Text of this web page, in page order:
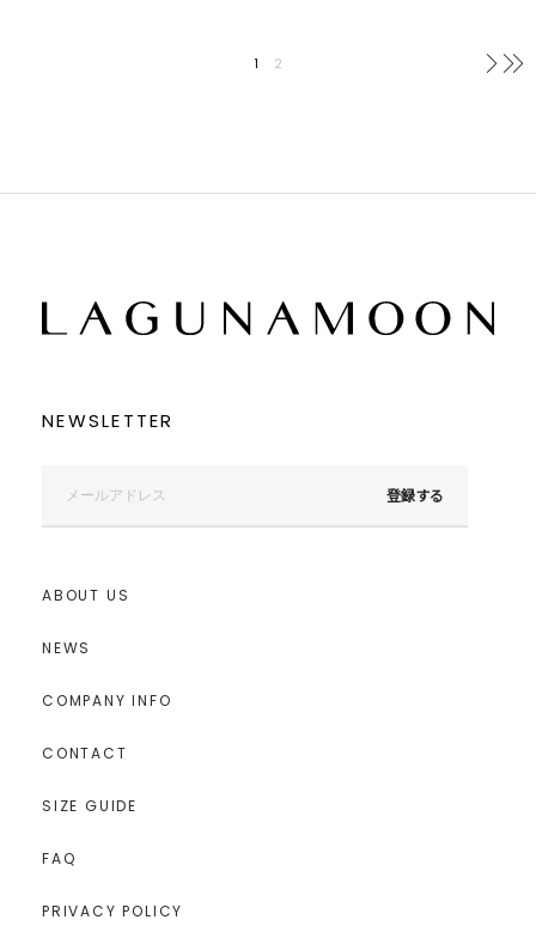
1 2 次へ
NEWSLETTER
登録する
ABOUT US
NEWS
COMPANY INFO
CONTACT
SIZE GUIDE
FAQ
PRIVACY POLICY